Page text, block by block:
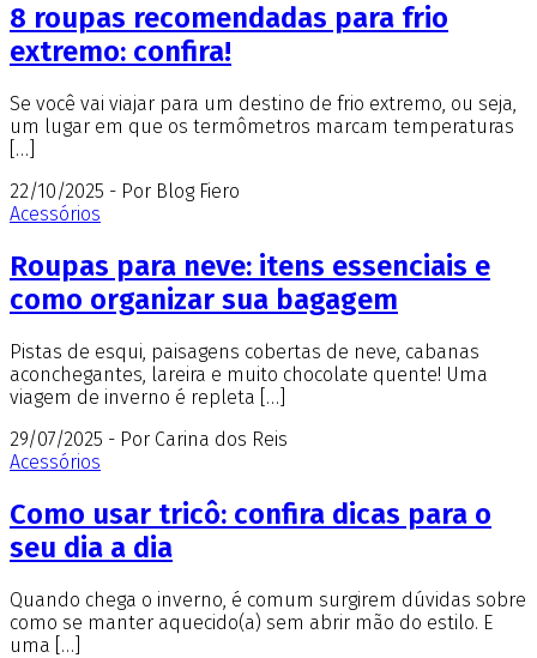
8 roupas recomendadas para frio
extremo: confira!
Se você vai viajar para um destino de frio extremo, ou seja,
um lugar em que os termômetros marcam temperaturas
[…]
22/10/2025 - Por Blog Fiero
Acessórios
Roupas para neve: itens essenciais e
como organizar sua bagagem
Pistas de esqui, paisagens cobertas de neve, cabanas
aconchegantes, lareira e muito chocolate quente! Uma
viagem de inverno é repleta […]
29/07/2025 - Por Carina dos Reis
Acessórios
Como usar tricô: confira dicas para o
seu dia a dia
Quando chega o inverno, é comum surgirem dúvidas sobre
como se manter aquecido(a) sem abrir mão do estilo. E
uma […]